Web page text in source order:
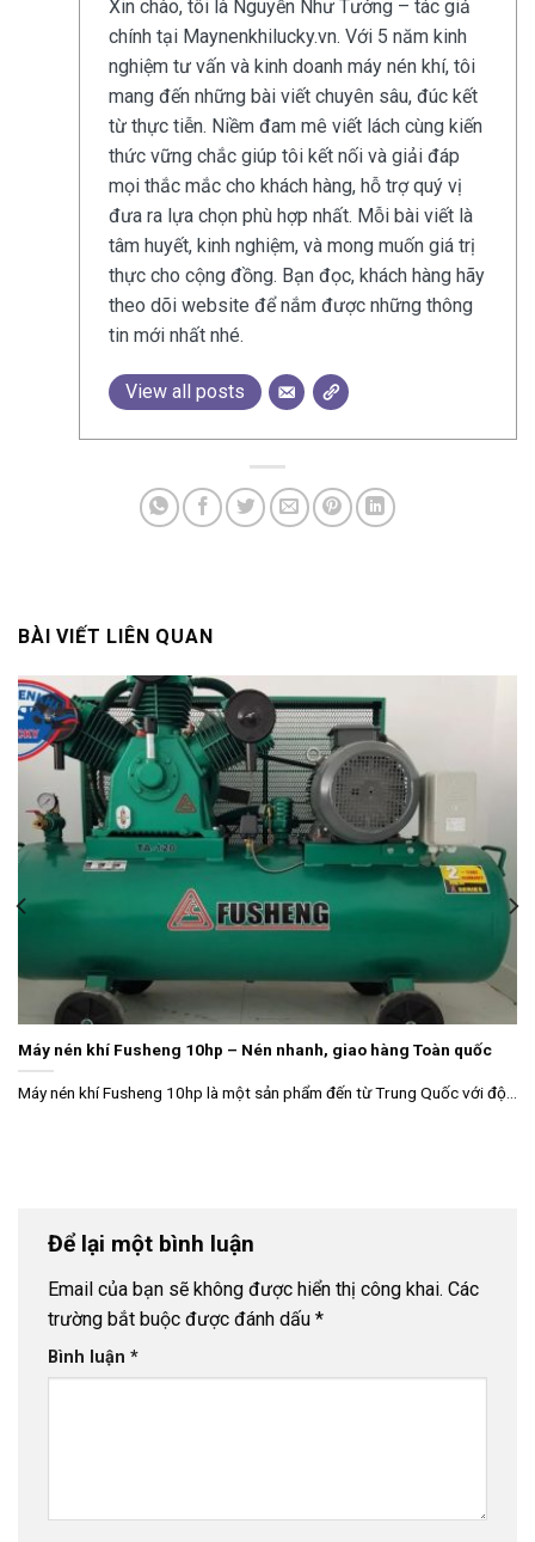
Xin chào, tôi là Nguyễn Như Tưởng – tác giả
chính tại Maynenkhilucky.vn. Với 5 năm kinh
nghiệm tư vấn và kinh doanh máy nén khí, tôi
mang đến những bài viết chuyên sâu, đúc kết
từ thực tiễn. Niềm đam mê viết lách cùng kiến
thức vững chắc giúp tôi kết nối và giải đáp
mọi thắc mắc cho khách hàng, hỗ trợ quý vị
đưa ra lựa chọn phù hợp nhất. Mỗi bài viết là
tâm huyết, kinh nghiệm, và mong muốn giá trị
thực cho cộng đồng. Bạn đọc, khách hàng hãy
theo dõi website để nắm được những thông
tin mới nhất nhé.
View all posts
BÀI VIẾT LIÊN QUAN
Máy nén khí Fusheng 10hp – Nén nhanh, giao hàng Toàn quốc
Máy nén khí Fusheng 10hp là một sản phẩm đến từ Trung Quốc với độ...
Để lại một bình luận
Email của bạn sẽ không được hiển thị công khai. Các
trường bắt buộc được đánh dấu *
Bình luận *